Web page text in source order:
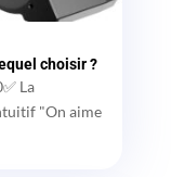
choisir ?
La
"On aime